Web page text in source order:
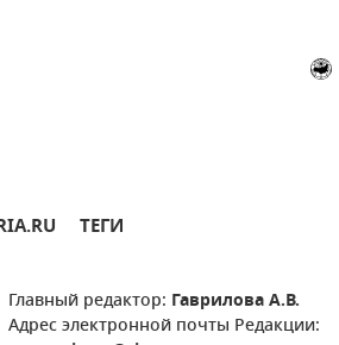
ТЕГИ
Главный редактор: Гаврилова А.В.
Адрес электронной почты Редакции: